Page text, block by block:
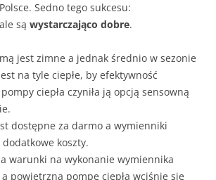
Sedno tego sukcesu:
są wystarczająco dobre.
jest zimne a jednak średnio w sezonie
na tyle ciepłe, by efektywność
ciepła czyniła ją opcją sensowną
dostępne za darmo a wymienniki
koszty.
warunki na wykonanie wymiennika
powietrzną pompę ciepła wciśnie się